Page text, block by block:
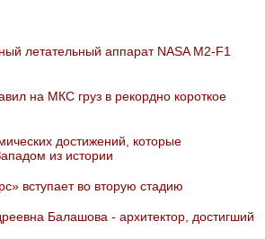
летательный аппарат NASA M2-F1
на МКС груз в рекордно короткое
достижений, которые
из истории
вступает во вторую стадию
Балашова - архитектор, достигший